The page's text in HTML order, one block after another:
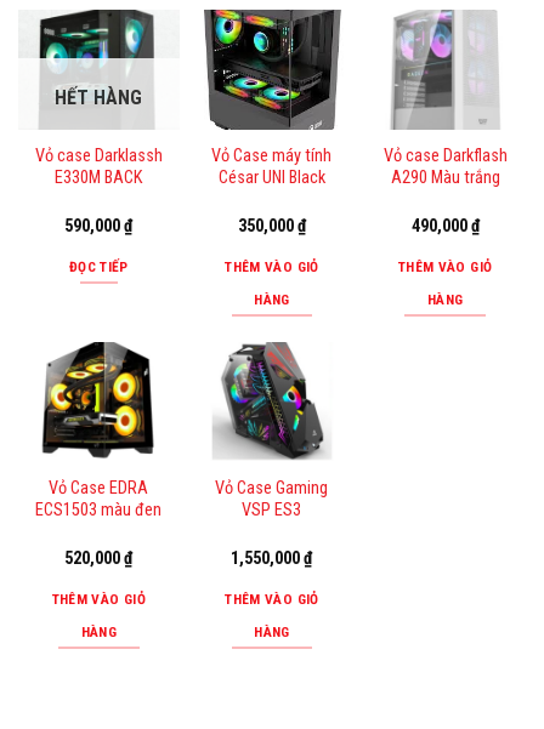
HẾT HÀNG
Vỏ case Darklassh
E330M BACK
590,000₫
ĐỌC TIẾP
Vỏ Case máy tính
César UNI Black
350,000₫
THÊM VÀO GIỎ
HÀNG
Vỏ case Darkflash
A290 Màu trắng
490,000₫
THÊM VÀO GIỎ
HÀNG
Vỏ Case EDRA
ECS1503 màu đen
520,000₫
THÊM VÀO GIỎ
HÀNG
Vỏ Case Gaming
VSP ES3
1,550,000₫
THÊM VÀO GIỎ
HÀNG